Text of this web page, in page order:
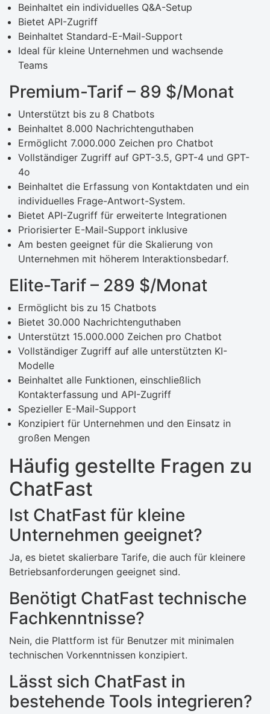
Beinhaltet ein individuelles Q&A-Setup
Bietet API-Zugriff
Beinhaltet Standard-E-Mail-Support
Ideal für kleine Unternehmen und wachsende
Teams
Premium-Tarif – 89 $/Monat
Unterstützt bis zu 8 Chatbots
Beinhaltet 8.000 Nachrichtenguthaben
Ermöglicht 7.000.000 Zeichen pro Chatbot
Vollständiger Zugriff auf GPT-3.5, GPT-4 und GPT-
4o
Beinhaltet die Erfassung von Kontaktdaten und ein
individuelles Frage-Antwort-System.
Bietet API-Zugriff für erweiterte Integrationen
Priorisierter E-Mail-Support inklusive
Am besten geeignet für die Skalierung von
Unternehmen mit höherem Interaktionsbedarf.
Elite-Tarif – 289 $/Monat
Ermöglicht bis zu 15 Chatbots
Bietet 30.000 Nachrichtenguthaben
Unterstützt 15.000.000 Zeichen pro Chatbot
Vollständiger Zugriff auf alle unterstützten KI-
Modelle
Beinhaltet alle Funktionen, einschließlich
Kontakterfassung und API-Zugriff
Spezieller E-Mail-Support
Konzipiert für Unternehmen und den Einsatz in
großen Mengen
Häufig gestellte Fragen zu
ChatFast
Ist ChatFast für kleine
Unternehmen geeignet?
Ja, es bietet skalierbare Tarife, die auch für kleinere
Betriebsanforderungen geeignet sind.
Benötigt ChatFast technische
Fachkenntnisse?
Nein, die Plattform ist für Benutzer mit minimalen
technischen Vorkenntnissen konzipiert.
Lässt sich ChatFast in
bestehende Tools integrieren?